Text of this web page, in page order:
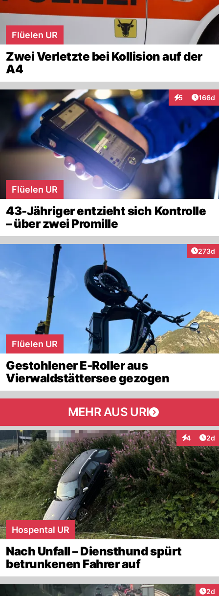
Flüelen UR
Zwei Verletzte bei Kollision auf der
A4
5
Interaktionen
166d
Flüelen UR
43-Jähriger entzieht sich Kontrolle
– über zwei Promille
273d
Flüelen UR
Gestohlener E-Roller aus
Vierwaldstättersee gezogen
MEHR AUS URI
4 2d
Hospental UR
Nach Unfall – Diensthund spürt
betrunkenen Fahrer auf
2d